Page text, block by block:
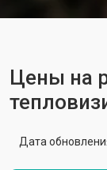
Цены на
Дата